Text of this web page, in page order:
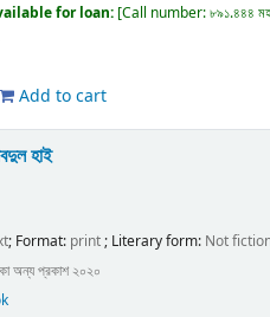
for loan: Call number:৮৯১.৪৪৪
Add to cart
হাই
; Format: print ; Literary form: Not
অন্য প্রকাশ ২০২০